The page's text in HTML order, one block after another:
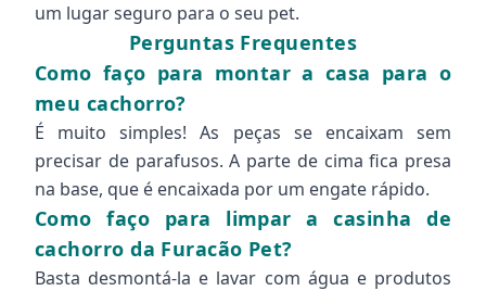
um lugar seguro para o seu pet.
Perguntas Frequentes
Como faço para montar a casa para o
meu cachorro?
É muito simples! As peças se encaixam sem
precisar de parafusos. A parte de cima fica presa
na base, que é encaixada por um engate rápido.
Como faço para limpar a casinha de
cachorro da Furacão Pet?
Basta desmontá-la e lavar com água e produtos